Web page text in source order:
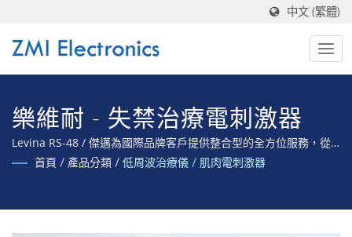
中文 (繁體)
樂維耐 - 失禁治療電刺激器
Levina RS-48 / 傑邁為國際品牌客戶提供整合型的全方位服務，從
產品開發至設計製造、提供產品完整法規驗證至取得各國醫療器材
首頁 / 產品分類 / 低周波治療儀 / 肌肉電刺激器